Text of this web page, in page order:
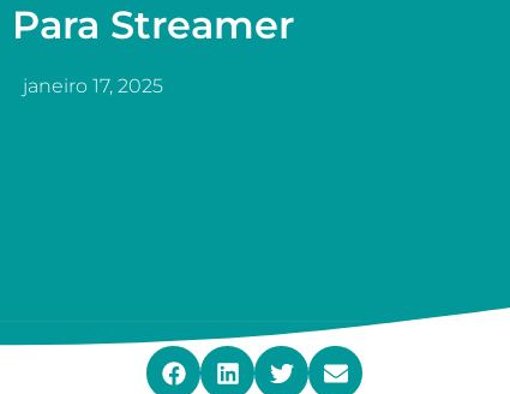
Streamer
janeiro 17, 2025